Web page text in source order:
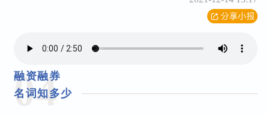
04
融资融券
名词知多少